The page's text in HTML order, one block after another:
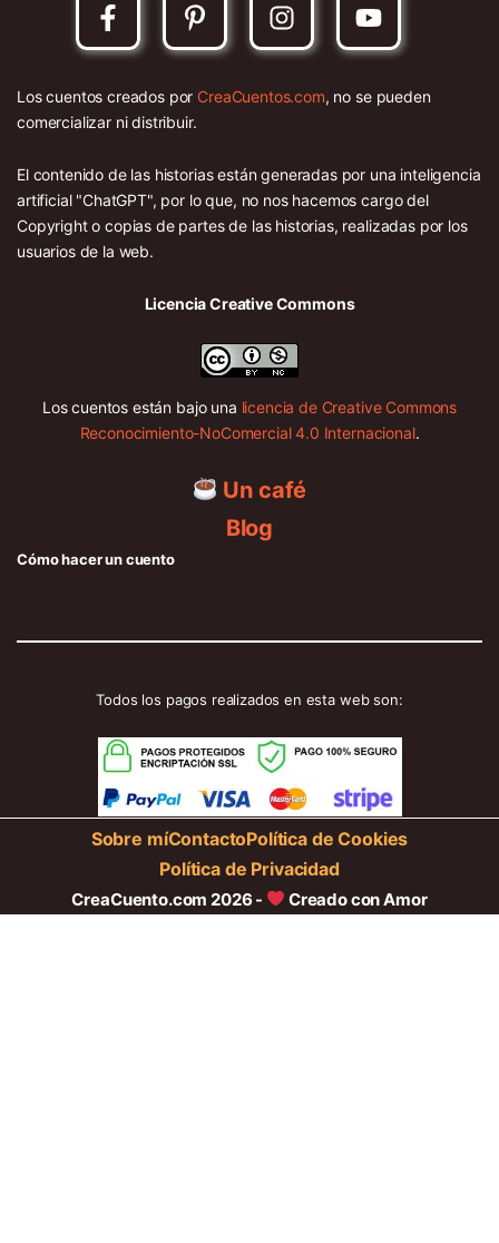
Los cuentos creados por CreaCuentos.com, no se pueden
comercializar ni distribuir.
El contenido de las historias están generadas por una inteligencia
artificial "ChatGPT", por lo que, no nos hacemos cargo del
Copyright o copias de partes de las historias, realizadas por los
usuarios de la web.
Licencia Creative Commons
Los cuentos están bajo una licencia de Creative Commons
Reconocimiento-NoComercial 4.0 Internacional.
Un café
Blog
Cómo hacer un cuento
Todos los pagos realizados en esta web son:
Sobre míContactoPolítica de Cookies
Política de Privacidad
CreaCuento.com 2026 - Creado con Amor